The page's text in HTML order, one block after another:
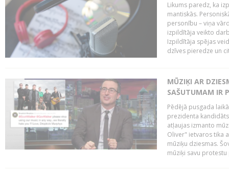
Likums paredz, ka
mantiskās.
personību – viņa
izpildītāja veikto
Izpildītāja spējas
dzīves pieredze un
MŪZIĶI AR
SAŠUTUMAM IR
Pēdējā pusgada
prezidenta
atļaujas izmanto
Oliver" ietvaros tika
mūziķu dziesmas.
mūziķi savu